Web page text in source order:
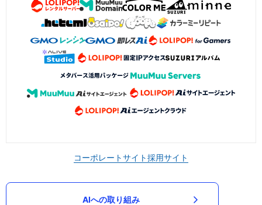
コーポレートサイト採用サイト
AIへの取り組み